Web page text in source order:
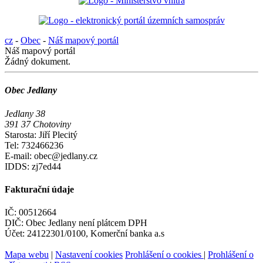
cz - Obec - Náš mapový portál
Náš mapový portál
Žádný dokument.
Obec Jedlany
Jedlany 38
391 37 Chotoviny
Starosta: Jiří Plecitý
Tel: 732466236
E-mail: obec@jedlany.cz
IDDS: zj7ed44
Fakturační údaje
IČ: 00512664
DIČ: Obec Jedlany není plátcem DPH
Účet: 24122301/0100, Komerční banka a.s
Mapa webu | Nastavení cookies Prohlášení o cookies | Prohlášení o